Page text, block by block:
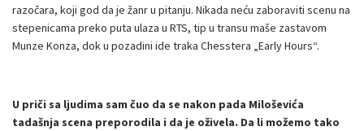
razočara, koji god da je žanr u pitanju. Nikada neću zaboraviti scenu na
stepenicama preko puta ulaza u RTS, tip u transu maše zastavom
Munze Konza, dok u pozadini ide traka Chesstera „Early Hours“.
U priči sa ljudima sam čuo da se nakon pada Miloševića
tadašnja scena preporodila i da je oživela. Da li možemo tako